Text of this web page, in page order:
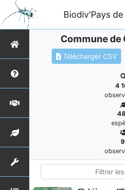
Biodiv'Pays
Commune de
Télécharger CSV
4